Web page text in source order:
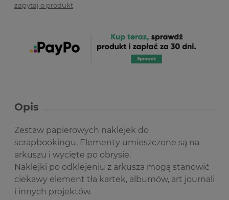
zapytaj o produkt
Opis
Zestaw papierowych naklejek do
scrapbookingu. Elementy umieszczone są na
arkuszu i wycięte po obrysie.
Naklejki po odklejeniu z arkusza mogą stanowić
ciekawy element tła kartek, albumów, art journali
i innych projektów.